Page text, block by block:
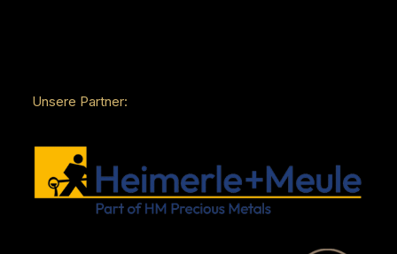
Unsere Partner: